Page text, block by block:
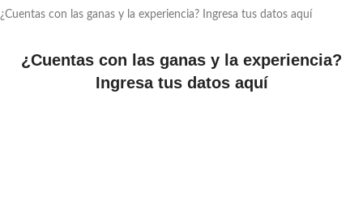
¿Cuentas con las ganas y la experiencia? Ingresa tus datos aquí
¿Cuentas con las ganas y la experiencia?
Ingresa tus datos aquí